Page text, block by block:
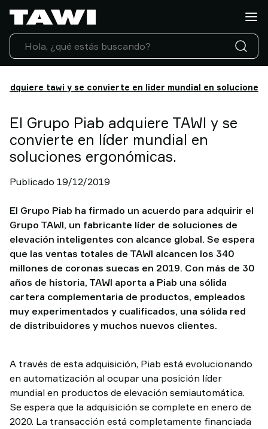
adquiere tawi y se convierte en lider mundial en soluciones
El Grupo Piab adquiere TAWI y se
convierte en líder mundial en
soluciones ergonómicas.
Publicado 19/12/2019
El Grupo Piab ha firmado un acuerdo para adquirir el
Grupo TAWI, un fabricante líder de soluciones de
elevación inteligentes con alcance global. Se espera
que las ventas totales de TAWI alcancen los 340
millones de coronas suecas en 2019. Con más de 30
años de historia, TAWI aporta a Piab una sólida
cartera complementaria de productos, empleados
muy experimentados y cualificados, una sólida red
de distribuidores y muchos nuevos clientes.
A través de esta adquisición, Piab está evolucionando
en automatización al ocupar una posición líder
mundial en productos de elevación semiautomática.
Se espera que la adquisición se complete en enero de
2020. La transacción está completamente financiada
¿Qué
tipo
de
carga
necesita
Soluciones
Servicio
Técnico
Casos
éxito
Contacto
Por
que
elegir
TAWI